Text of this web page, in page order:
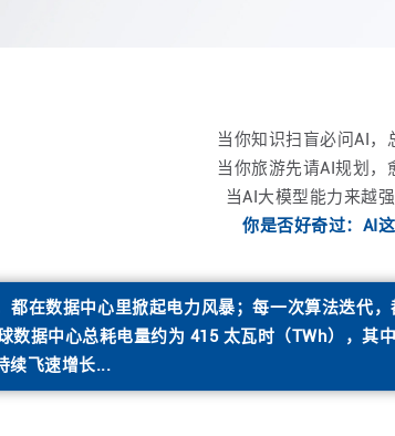
当你知识扫盲必问AI，
当你旅游先请AI规划，
当AI大模型能力来越
你是否好奇过：AI
都在数据中心里掀起电力风暴；每一次算法迭代
数据中心总耗电量约为 415 太瓦时（TWh），其
续飞速增长...